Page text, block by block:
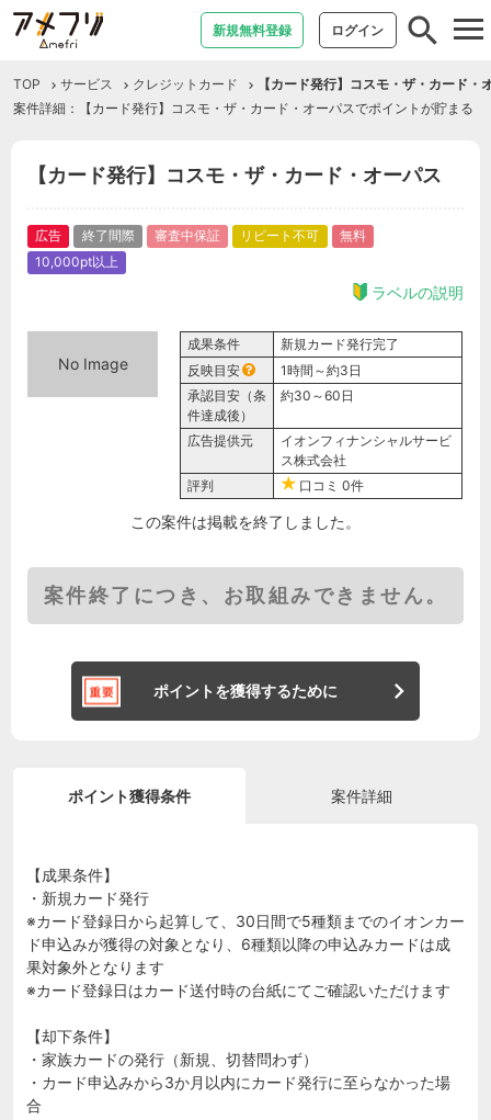
新規無料登録 ログイン
TOP サービス クレジットカード
【カード発行】コスモ・ザ・カード・
案件詳細：【カード発行】コスモ・ザ・カード・オーパスでポイントが貯まる
【カード発行】コスモ・ザ・カード・オーパス
広告 終了間際 審査中保証 リピート不可
無料
10,000pt以上
ラベルの説明
No Image
成果条件
新規カード発行完了
反映目安
1時間～約3日
承認目安（条
件達成後）
約30～60日
広告提供元
イオンフィナンシャルサービ
ス株式会社
評判
口コミ 0件
この案件は掲載を終了しました。
案件終了につき、お取組みできません。
ポイントを獲得するために
ポイント獲得条件 案件詳細
【成果条件】
・新規カード発行
※カード登録日から起算して、30日間で5種類までのイオンカー
ド申込みが獲得の対象となり、6種類以降の申込みカードは成
果対象外となります
※カード登録日はカード送付時の台紙にてご確認いただけます
【却下条件】
・家族カードの発行（新規、切替問わず）
・カード申込みから3か月以内にカード発行に至らなかった場
合